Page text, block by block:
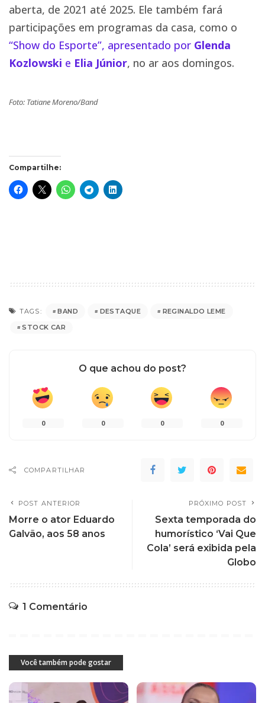
aberta, de 2021 até 2025. Ele também fará
participações em programas da casa, como o
“Show do Esporte”, apresentado por Glenda
Kozlowski e Elia Júnior, no ar aos domingos.
Foto: Tatiane Moreno/Band
Compartilhe:
TAGS: BAND DESTAQUE
REGINALDO LEME
STOCK CAR
O que achou do post?
0 0 0 0
COMPARTILHAR
POST ANTERIOR
Morre o ator Eduardo
Galvão, aos 58 anos
PRÓXIMO POST
Sexta temporada do
humorístico ‘Vai Que
Cola’ será exibida pela
Globo
1 Comentário
Você também pode gostar